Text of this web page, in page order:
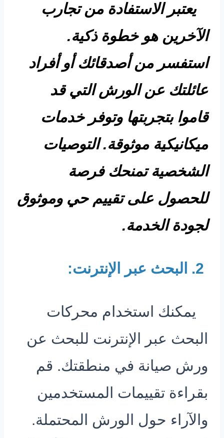
يعتبر الاستفادة من تجارب
الآخرين هو خطوة ذكية.
استفسر من أصدقائك أو أفراد
عائلتك عن الورش التي قد
قاموا بتجربتها وتوفر خدمات
ميكانيكية موثوقة. التوصيات
الشخصية تمنحك فرصة
للحصول على تقييم حي وموثوق
لجودة الخدمة.
يمكنك استخدام محركات
البحث عبر الإنترنت للبحث عن
ورش صيانة في منطقتك. قم
بقراءة تقييمات المستخدمين
والآراء حول الورش المحتملة.